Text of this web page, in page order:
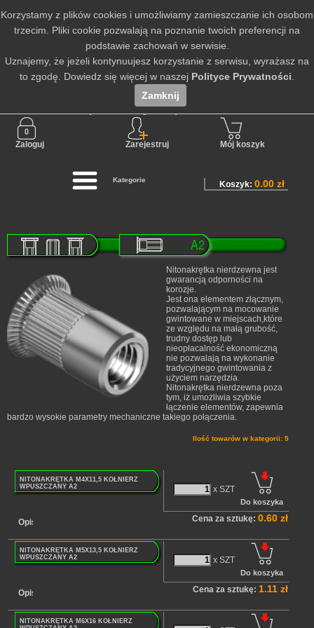
Nie jesteś zalogowany
Zaloguj Zarejestruj Mój koszyk
Kategorie
Nitonakrętka nierdzewna jest
gwarancją odporności na
korozje.
Jest ona elementem złącznym,
pozwalającym na mocowanie
gwintowane w miejscach,które
ze względu na małą grubość,
trudny dostęp lub
nieopłacalność ekonomiczną
nie pozwalają na wykonanie
tradycyjnego gwintowania z
użyciem narzędzia.
Nitonakrętka nierdzewna poza
tym, iż umożliwia szybkie
łączenie elementów, zapewnia
bardzo wysokie parametry mechaniczne takiego połączenia.
Ilość towarów w kategorii: 5
NITONAKRĘTKA M4X11,5 KOŁNIERZ
WPUSZCZANY A2
Opis
x SZT
Cena za sztukę: 0.60 zł
NITONAKRĘTKA M5X13,5 KOŁNIERZ
WPUSZCZANY A2
Opis
x SZT
Cena za sztukę: 1.11 zł
NITONAKRĘTKA M6X16 KOŁNIERZ
Koszyk:0.00 zł
Korzystamy z plików cookies i umożliwiamy zamieszczanie ich osobom
trzecim. Pliki cookie pozwalają na poznanie twoich preferencji na
podstawie zachowań w serwisie.
Uznajemy, że jeżeli kontynuujesz korzystanie z serwisu, wyrażasz na
to zgodę. Dowiedz się więcej w naszej Polityce Prywatności
Zamknij